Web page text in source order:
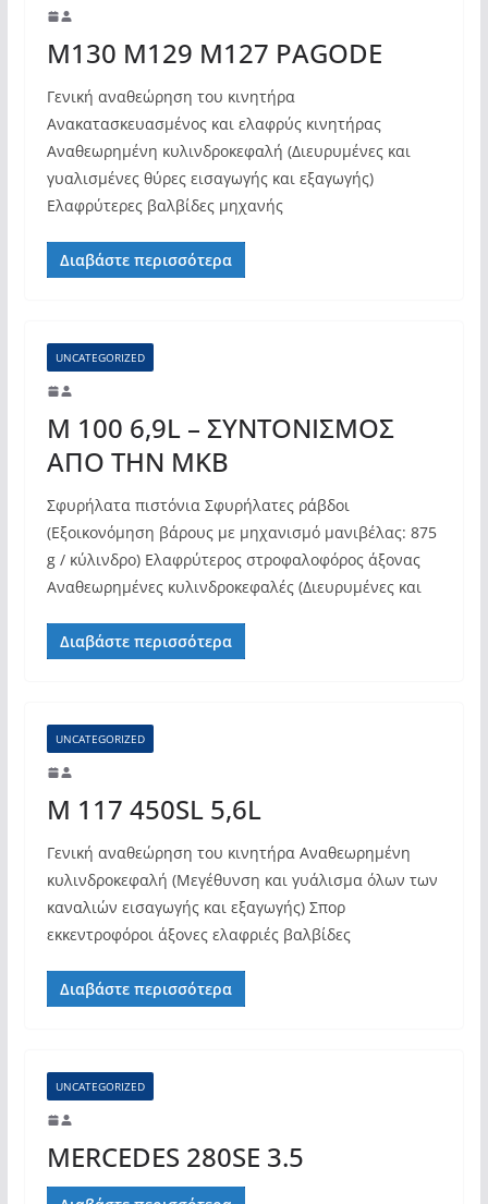
M130 M129 M127 PAGODE
Γενική αναθεώρηση του κινητήρα
Ανακατασκευασμένος και ελαφρύς κινητήρας
Αναθεωρημένη κυλινδροκεφαλή (Διευρυμένες και
γυαλισμένες θύρες εισαγωγής και εξαγωγής)
Ελαφρύτερες βαλβίδες μηχανής
Διαβάστε περισσότερα
UNCATEGORIZED
M 100 6,9L – ΣΥΝΤΟΝΙΣΜΟΣ
ΑΠΟ ΤΗΝ MKB
Σφυρήλατα πιστόνια Σφυρήλατες ράβδοι
(Εξοικονόμηση βάρους με μηχανισμό μανιβέλας: 875
g / κύλινδρο) Ελαφρύτερος στροφαλοφόρος άξονας
Αναθεωρημένες κυλινδροκεφαλές (Διευρυμένες και
Διαβάστε περισσότερα
UNCATEGORIZED
M 117 450SL 5,6L
Γενική αναθεώρηση του κινητήρα Αναθεωρημένη
κυλινδροκεφαλή (Μεγέθυνση και γυάλισμα όλων των
καναλιών εισαγωγής και εξαγωγής) Σπορ
εκκεντροφόροι άξονες ελαφριές βαλβίδες
Διαβάστε περισσότερα
UNCATEGORIZED
MERCEDES 280SE 3.5